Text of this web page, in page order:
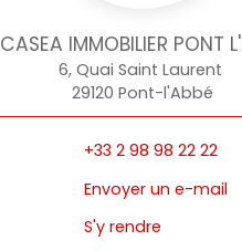
CASEA IMMOBILIER PONT
6, Quai Saint Laurent
29120 Pont-l'Abbé
+33 2 98 98 22 22
Envoyer un e-mail
S'y rendre